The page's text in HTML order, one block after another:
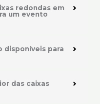
redondas em
um evento
disponíveis para
das caixas